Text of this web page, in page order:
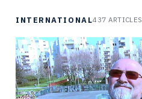
INTERNATIONAL437 ARTICLES